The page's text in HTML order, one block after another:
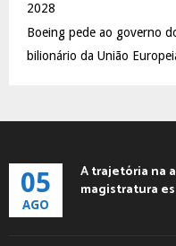
2028
Boeing pede ao governo
bilionário da União
05
AGO
A trajetória na
magistratura